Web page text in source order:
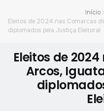
Início
Eleitos de 2024 nas Comarcas
diplomados pela Justiça Eleitoral
Eleitos de
Arcos,